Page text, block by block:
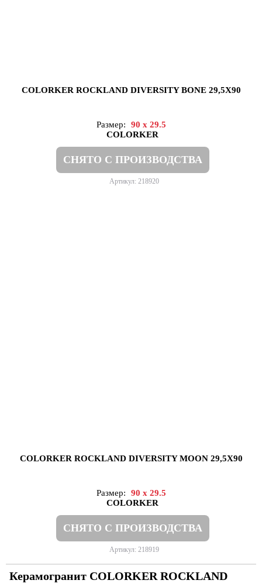
COLORKER ROCKLAND DIVERSITY BONE 29,5X90
Размер:
90 x 29.5
COLORKER
СНЯТО С ПРОИЗВОДСТВА
Артикул: 218920
COLORKER ROCKLAND DIVERSITY MOON 29,5X90
Размер:
90 x 29.5
COLORKER
СНЯТО С ПРОИЗВОДСТВА
Артикул: 218919
Керамогранит COLORKER ROCKLAND